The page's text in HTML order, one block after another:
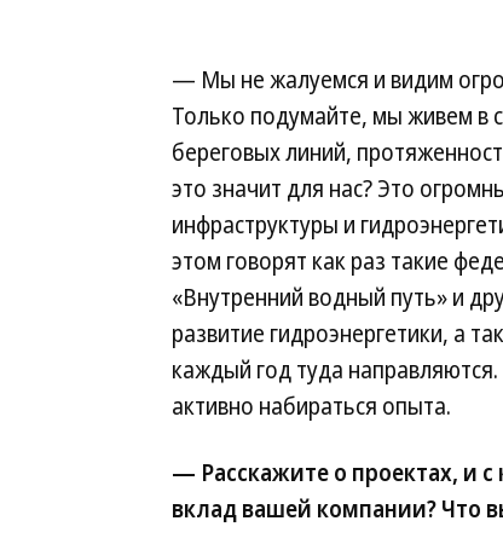
— Мы не жалуемся и видим
Только подумайте, мы живем в
береговых линий,
это значит для нас? Это
инфраструктуры и
этом говорят как раз такие
«Внутренний водный путь» и
развитие гидроэнергетики, а
каждый год туда
активно набираться опыта.
— Расскажите о проектах, и
вклад вашей компании? Что